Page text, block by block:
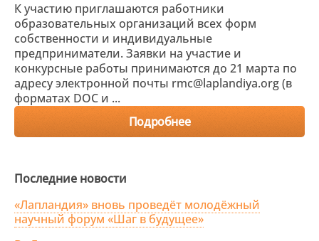
К участию приглашаются работники
образовательных организаций всех форм
собственности и индивидуальные
предприниматели. Заявки на участие и
конкурсные работы принимаются до 21 марта по
адресу электронной почты rmc@laplandiya.org (в
форматах DOC и ...
Подробнее
Последние новости
«Лапландия» вновь проведёт молодёжный
научный форум «Шаг в будущее»